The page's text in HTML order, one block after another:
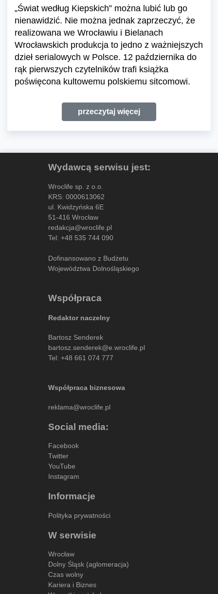
„Świat według Kiepskich” można lubić lub go
nienawidzić. Nie można jednak zaprzeczyć, że
realizowana we Wrocławiu i Bielanach
Wrocławskich produkcja to jedno z ważniejszych
dzieł serialowych w Polsce. 12 października do
rąk pierwszych czytelników trafi książka
poświęcona kultowemu polskiemu sitcomowi.
przeczytaj więcej
Wydawcą serwisu jest:
Wroclife sp. z o.o.
KRS: 0000613062
ul. Kwidzyńska 6E
51-416 Wrocław
redakcja@wroclife.pl
Tel: +48 535 744 090
Dofinansowano z Budżetu
Województwa Dolnośląskiego
Współpraca
Redaktor naczelny
Bartosz Senderek
bartosz.senderek@e.wroclife.pl
Tel: +48 661 074 777
Współpraca biznesowa
reklama@wroclife.pl
Social media:
Facebook
Twitter
YouTube
Instagram
Informacje
Polityka prywatności
W serwisie
Wrocław
Dolny Śląsk (aglomeracja)
Czas wolny
Kariera i Biznes